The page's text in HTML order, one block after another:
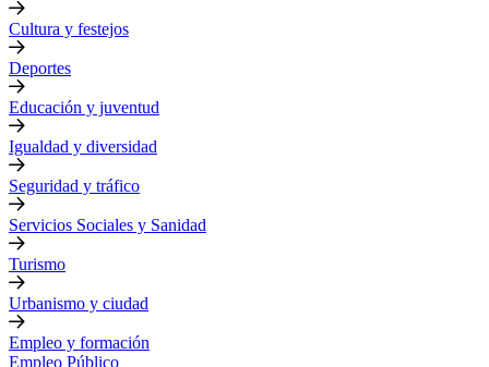
Cultura y festejos
Deportes
Educación y juventud
Igualdad y diversidad
Seguridad y tráfico
Servicios Sociales y Sanidad
Turismo
Urbanismo y ciudad
Empleo y formación
Empleo Público